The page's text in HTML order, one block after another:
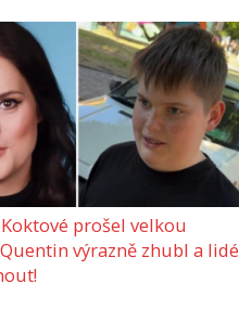
prošel velkou
výrazně zhubl a lidé